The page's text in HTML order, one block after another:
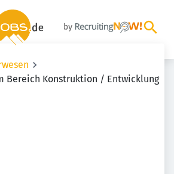
Bereich Konstruktion / Entwicklung